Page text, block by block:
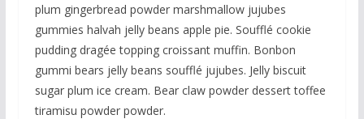
plum gingerbread powder marshmallow jujubes
gummies halvah jelly beans apple pie. Soufflé cookie
pudding dragée topping croissant muffin. Bonbon
gummi bears jelly beans soufflé jujubes. Jelly biscuit
sugar plum ice cream. Bear claw powder dessert toffee
tiramisu powder powder.